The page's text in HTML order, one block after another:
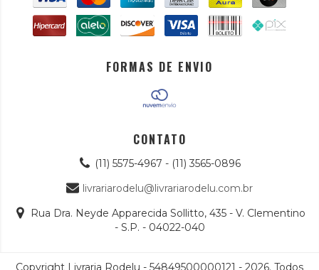
FORMAS DE ENVIO
CONTATO
(11) 5575-4967 - (11) 3565-0896
livrariarodelu@livrariarodelu.com.br
Rua Dra. Neyde Apparecida Sollitto, 435 - V. Clementino
- S.P. - 04022-040
Copyright Livraria Rodelu - 54849500000121 - 2026. Todos